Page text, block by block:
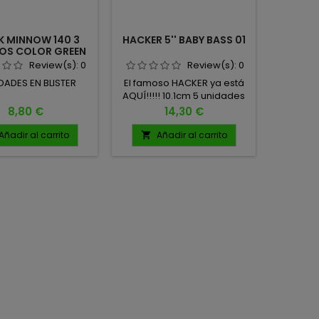
MINNOW 140 3
COLOR GREEN
SPAIN
Review(s): 0
EN BLISTER
Precio
8,80 €
al carrito
HACKER 5'' BABY BASS 01
Review(s): 0
El famoso HACKER ya está
AQUÍ!!!!! 10.1cm 5 unidades
por pack
Precio
14,30 €
 Añadir al carrito